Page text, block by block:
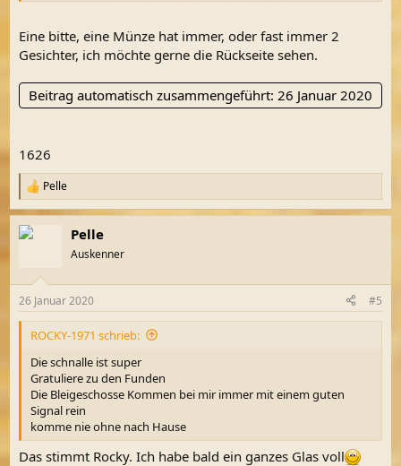
Schnalle und einen Spritzaufsatz. In jedem Fall was
medizinisches.
Du musst registriert sein im Schatzsucherforum, um Bilder
als Anhang zu sehen.Registriere dich bitte hier
Du musst registriert sein im Schatzsucherforum, um Bilder
Eine bitte, eine Münze hat immer, oder fast immer 2
Gesichter, ich möchte gerne die Rückseite sehen.
Beitrag automatisch zusammengeführt: 26 Januar 2020
1626
R
e
a
k
e
n
Pelle
Pelle
Auskenner
26 Januar 2020 #5
ROCKY-1971 schrieb:
Die schnalle ist super
Gratuliere zu den Funden
Die Bleigeschosse Kommen bei mir immer mit einem guten
Signal rein
komme nie ohne nach Hause
Das stimmt Rocky. Ich habe bald ein ganzes Glas voll